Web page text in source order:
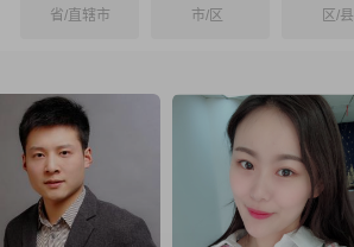
省/直辖市 市/区 区/县